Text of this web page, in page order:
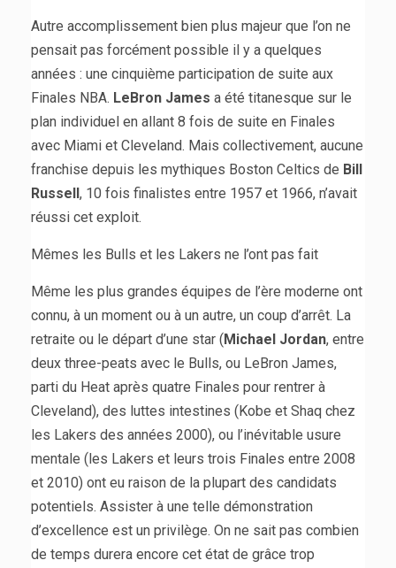
Autre accomplissement bien plus majeur que l’on ne
pensait pas forcément possible il y a quelques
années : une cinquième participation de suite aux
Finales NBA. LeBron James a été titanesque sur le
plan individuel en allant 8 fois de suite en Finales
avec Miami et Cleveland. Mais collectivement, aucune
franchise depuis les mythiques Boston Celtics de Bill
Russell, 10 fois finalistes entre 1957 et 1966, n’avait
réussi cet exploit.
Mêmes les Bulls et les Lakers ne l’ont pas fait
Même les plus grandes équipes de l’ère moderne ont
connu, à un moment ou à un autre, un coup d’arrêt. La
retraite ou le départ d’une star (Michael Jordan, entre
deux three-peats avec le Bulls, ou LeBron James,
parti du Heat après quatre Finales pour rentrer à
Cleveland), des luttes intestines (Kobe et Shaq chez
les Lakers des années 2000), ou l’inévitable usure
mentale (les Lakers et leurs trois Finales entre 2008
et 2010) ont eu raison de la plupart des candidats
potentiels. Assister à une telle démonstration
d’excellence est un privilège. On ne sait pas combien
de temps durera encore cet état de grâce trop